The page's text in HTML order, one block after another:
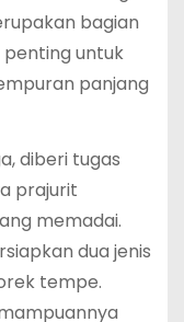
bagian
untuk
panjang
diberi tugas
prajurit
memadai.
dua jenis
tempe.